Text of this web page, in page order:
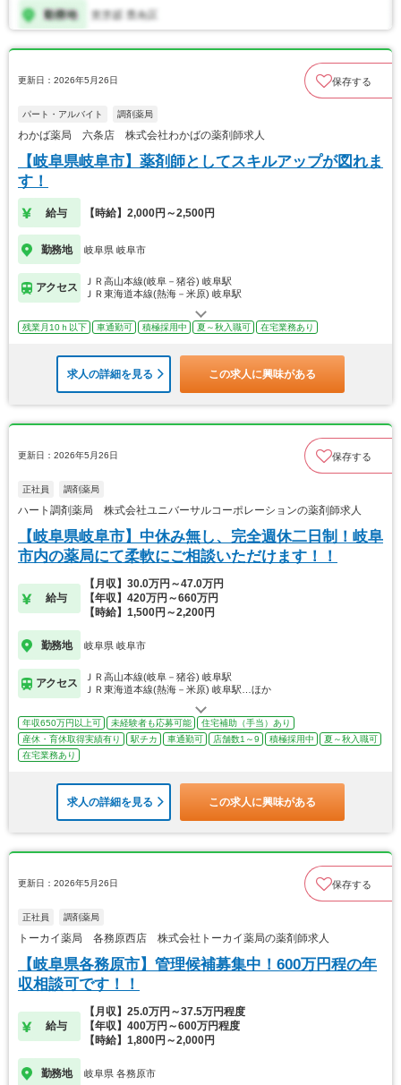
更新日：2026年5月26日 保存する
パート・アルバイト 調剤薬局
わかば薬局 六条店 株式会社わかばの薬剤師求人
【岐阜県岐阜市】薬剤師としてスキルアップが図れま
す！
給与 【時給】2,000円～2,500円
勤務地 岐阜県 岐阜市
アクセス
ＪＲ高山本線(岐阜－猪谷) 岐阜駅
ＪＲ東海道本線(熱海－米原) 岐阜駅
残業月10ｈ以下 車通勤可 積極採用中 夏～秋入職可 在宅業務あり
求人の詳細を見る この求人に興味がある
更新日：2026年5月26日 保存する
正社員 調剤薬局
ハート調剤薬局 株式会社ユニバーサルコーポレーションの薬剤師求人
【岐阜県岐阜市】中休み無し、完全週休二日制！岐阜
市内の薬局にて柔軟にご相談いただけます！！
給与
【月収】30.0万円～47.0万円
【年収】420万円～660万円
【時給】1,500円～2,200円
勤務地 岐阜県 岐阜市
アクセス
ＪＲ高山本線(岐阜－猪谷) 岐阜駅
ＪＲ東海道本線(熱海－米原) 岐阜駅…ほか
年収650万円以上可 未経験者も応募可能
住宅補助（手当）あり
産休・育休取得実績有り
駅チカ 車通勤可 店舗数1～9 積極採用中
夏～秋入職可
在宅業務あり
求人の詳細を見る この求人に興味がある
更新日：2026年5月26日 保存する
正社員 調剤薬局
トーカイ薬局 各務原西店 株式会社トーカイ薬局の薬剤師求人
【岐阜県各務原市】管理候補募集中！600万円程の年
収相談可です！！
給与
【月収】25.0万円～37.5万円程度
【年収】400万円～600万円程度
【時給】1,800円～2,000円
勤務地 岐阜県 各務原市